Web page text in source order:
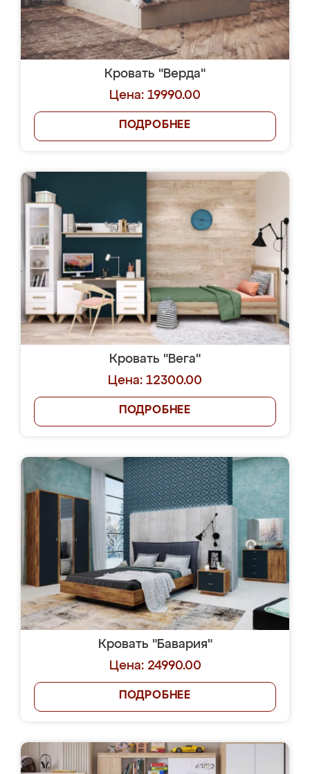
Кровать "Верда"
Цена: 19990.00
ПОДРОБНЕЕ
Кровать "Вега"
Цена: 12300.00
ПОДРОБНЕЕ
Кровать "Бавария"
Цена: 24990.00
ПОДРОБНЕЕ